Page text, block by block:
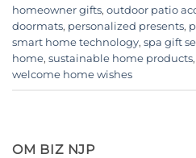
homeowner gifts, outdoor patio
doormats, personalized presents,
smart home technology, spa gift
home, sustainable home products,
welcome home wishes
OM BIZ NJP